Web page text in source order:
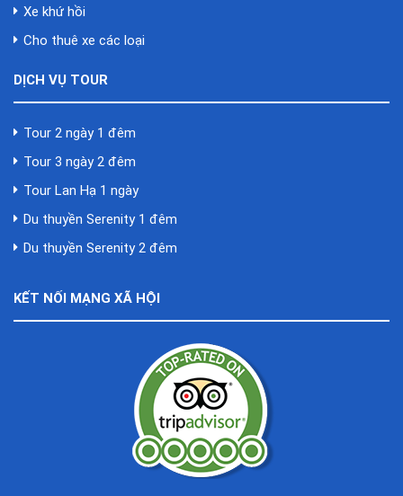
Xe khứ hồi
Cho thuê xe các loại
DỊCH VỤ TOUR
Tour 2 ngày 1 đêm
Tour 3 ngày 2 đêm
Tour Lan Hạ 1 ngày
Du thuyền Serenity 1 đêm
Du thuyền Serenity 2 đêm
KẾT NỐI MẠNG XÃ HỘI